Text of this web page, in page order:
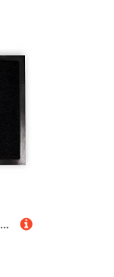
Close Up Fußmatte mit dem Spruch: Einbrechen lohnt Sich Hier Nicht! (40x 60cm)